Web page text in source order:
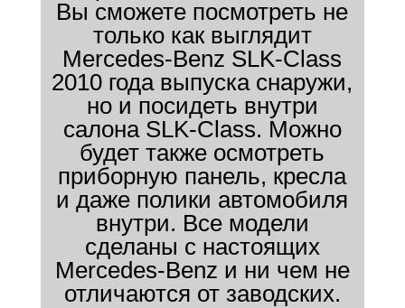
Вы сможете посмотреть не
только как выглядит
Mercedes-Benz SLK-Class
2010 года выпуска снаружи,
но и посидеть внутри
салона SLK-Class. Можно
будет также осмотреть
приборную панель, кресла
и даже полики автомобиля
внутри. Все модели
сделаны с настоящих
Mercedes-Benz и ни чем не
отличаются от заводских.